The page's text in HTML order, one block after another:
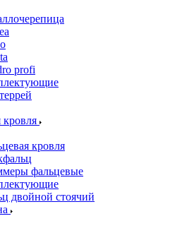
profi
кровля
кровля
фальцевые
двойной стоячий